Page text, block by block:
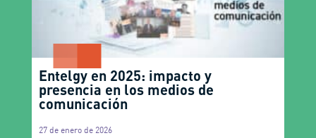
Entelgy en 2025: impacto y
presencia en los medios de
comunicación
27 de enero de 2026